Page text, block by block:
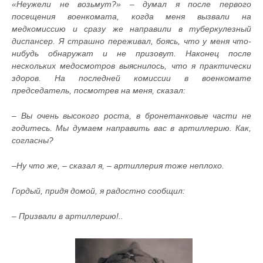
«Неужели не возьмут?» – думал я после первого
посещения военкомата, когда меня вызвали на
медкомиссию и сразу же направили в туберкулезный
диспансер. Я страшно переживал, боясь, что у меня что-
нибудь обнаружат и не призовут. Наконец после
нескольких медосмотров выяснилось, что я практически
здоров. На последней комиссии в военкомате
председатель, посмотрев на меня, сказал:
– Вы очень высокого роста, в бронетанковые части не
годитесь. Мы думаем направить вас в артиллерию. Как,
согласны?
–Ну что же, – сказал я, – артиллерия тоже неплохо.
Гордый, придя домой, я радостно сообщил:
– Призвали в артиллерию!..